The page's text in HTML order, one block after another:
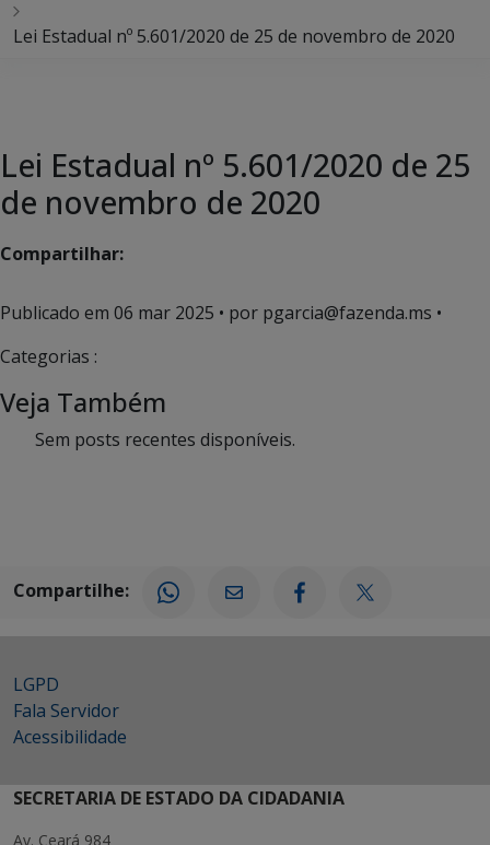
Lei Estadual nº 5.601/2020 de 25 de novembro de 2020
Lei Estadual nº 5.601/2020 de 25
de novembro de 2020
Compartilhar:
Publicado em 06 mar 2025 • por pgarcia@fazenda.ms •
Categorias :
Veja Também
Sem posts recentes disponíveis.
Compartilhe:
LGPD
Fala Servidor
Acessibilidade
SECRETARIA DE ESTADO DA CIDADANIA
Av. Ceará 984